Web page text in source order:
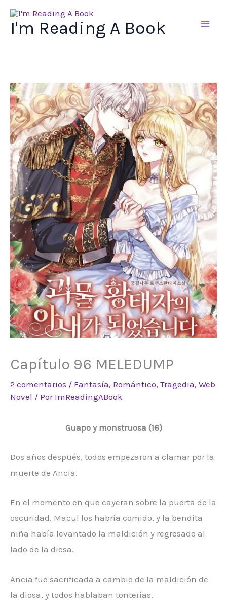
I'm Reading A Book
Capítulo 96 MELEDUMP
2 comentarios / Fantasía, Romántico, Tragedia, Web
Novel / Por ImReadingABook
Guapo y monstruosa (16)
Dos años después, todos empezaron a clamar por la
muerte de Ancia.
En el momento en que cayeran sobre la puerta de la
oscuridad, Macul los habría comido, y la bendita
niña había levantado la maldición y regresado al
lado de la diosa.
Ancia fue sacrificada a cambio de la maldición de
la diosa, y todos hablaban tonterías.